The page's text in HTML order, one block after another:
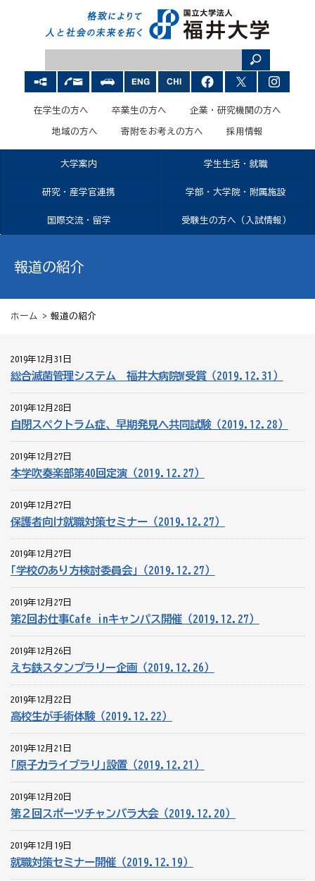
在学生の方へ 卒業生の方へ 企業・研究機関の方へ
地域の方へ 寄附をお考えの方へ 採用情報
大学案内 学生生活・就職
研究・産学官連携 学部・大学院・附属施設
国際交流・留学 受験生の方へ（入試情報）
報道の紹介
ホーム > 報道の紹介
2019年12月31日
総合滅菌管理システム 福井大病院W受賞（2019.12.31）
2019年12月28日
自閉スペクトラム症、早期発見へ共同試験（2019.12.28）
2019年12月27日
本学吹奏楽部第40回定演（2019.12.27）
2019年12月27日
保護者向け就職対策セミナー（2019.12.27）
2019年12月27日
｢学校のあり方検討委員会｣（2019.12.27）
2019年12月27日
第2回お仕事Cafe inキャンパス開催（2019.12.27）
2019年12月26日
えち鉄スタンプラリー企画（2019.12.26）
2019年12月22日
高校生が手術体験（2019.12.22）
2019年12月21日
｢原子力ライブラリ｣設置（2019.12.21）
2019年12月20日
第２回スポーツチャンバラ大会（2019.12.20）
2019年12月19日
就職対策セミナー開催（2019.12.19）